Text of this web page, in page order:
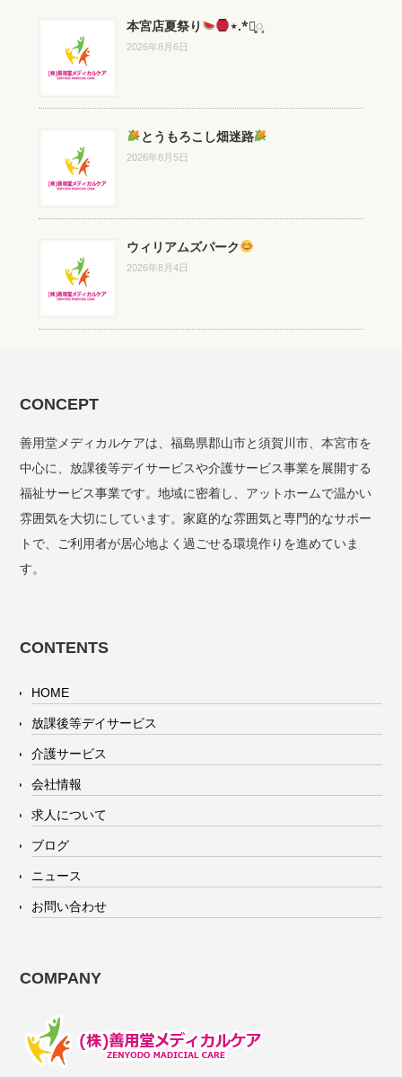
本宮店夏祭り ⋆.*⃝̥◌̥
2026年8月6日
とうもろこし畑迷路
2026年8月5日
ウィリアムズパーク
2026年8月4日
CONCEPT
善用堂メディカルケアは、福島県郡山市と須賀川市、本宮市を
中心に、放課後等デイサービスや介護サービス事業を展開する
福祉サービス事業です。地域に密着し、アットホームで温かい
雰囲気を大切にしています。家庭的な雰囲気と専門的なサポー
トで、ご利用者が居心地よく過ごせる環境作りを進めていま
す。
CONTENTS
HOME
放課後等デイサービス
介護サービス
会社情報
求人について
ブログ
ニュース
お問い合わせ
COMPANY